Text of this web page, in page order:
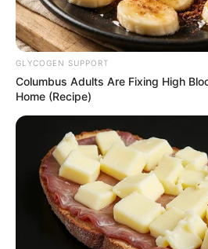
GLYCOGEN SUPPORT
Columbus Adults Are Fixing High
Home (Recipe)